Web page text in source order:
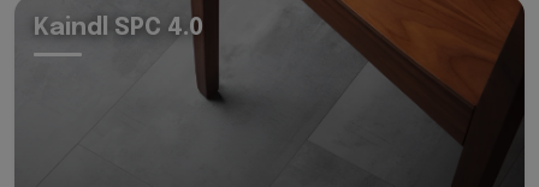
Kaindl SPC 4.0